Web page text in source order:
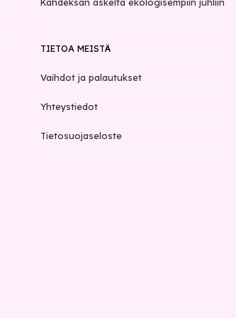
Kahdeksan askelta ekologisempiin juhliin
TIETOA MEISTÄ
Vaihdot ja palautukset
Yhteystiedot
Tietosuojaseloste